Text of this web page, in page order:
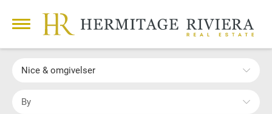
Nice & omgivelser
By